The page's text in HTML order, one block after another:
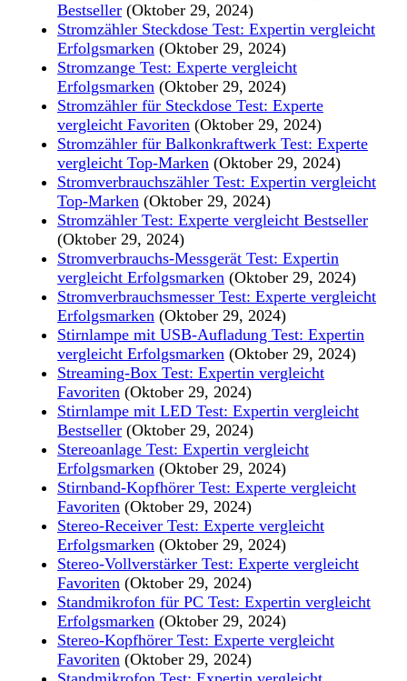
Bestseller (Oktober 29, 2024)
Stromzähler Steckdose Test: Expertin vergleicht
Erfolgsmarken (Oktober 29, 2024)
Stromzange Test: Experte vergleicht
Erfolgsmarken (Oktober 29, 2024)
Stromzähler für Steckdose Test: Experte
vergleicht Favoriten (Oktober 29, 2024)
Stromzähler für Balkonkraftwerk Test: Experte
vergleicht Top-Marken (Oktober 29, 2024)
Stromverbrauchszähler Test: Expertin vergleicht
Top-Marken (Oktober 29, 2024)
Stromzähler Test: Experte vergleicht Bestseller
(Oktober 29, 2024)
Stromverbrauchs-Messgerät Test: Expertin
vergleicht Erfolgsmarken (Oktober 29, 2024)
Stromverbrauchsmesser Test: Experte vergleicht
Erfolgsmarken (Oktober 29, 2024)
Stirnlampe mit USB-Aufladung Test: Expertin
vergleicht Erfolgsmarken (Oktober 29, 2024)
Streaming-Box Test: Expertin vergleicht
Favoriten (Oktober 29, 2024)
Stirnlampe mit LED Test: Expertin vergleicht
Bestseller (Oktober 29, 2024)
Stereoanlage Test: Expertin vergleicht
Erfolgsmarken (Oktober 29, 2024)
Stirnband-Kopfhörer Test: Experte vergleicht
Favoriten (Oktober 29, 2024)
Stereo-Receiver Test: Experte vergleicht
Erfolgsmarken (Oktober 29, 2024)
Stereo-Vollverstärker Test: Experte vergleicht
Favoriten (Oktober 29, 2024)
Standmikrofon für PC Test: Expertin vergleicht
Erfolgsmarken (Oktober 29, 2024)
Stereo-Kopfhörer Test: Experte vergleicht
Favoriten (Oktober 29, 2024)